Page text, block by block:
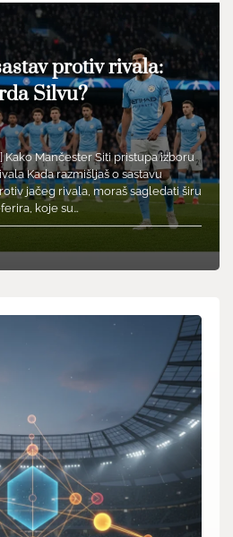
protiv rivala:
Silvu?
Mančester Siti pristupa izboru
Kada razmišljaš o sastavu
jačeg rivala, moraš sagledati širu
koje su…